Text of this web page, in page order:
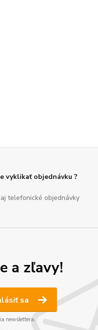
vyklikať objednávku ?
aj telefonické objednávky
a zľavy!
sa
newslettera.